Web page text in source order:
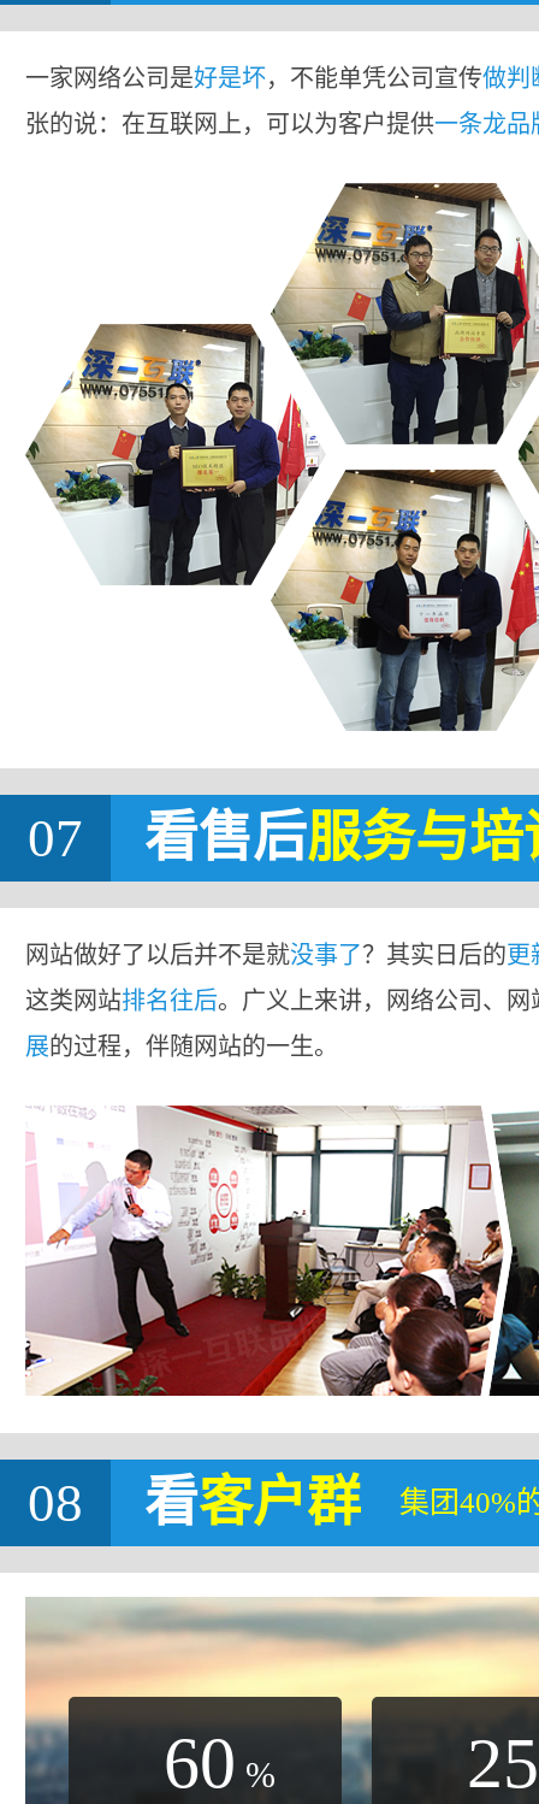
一家网络公司是好是坏，不能单凭公司宣传做判
张的说：在互联网上，可以为客户提供一条龙品
07 看售后服务与培
网站做好了以后并不是就没事了？其实日后的更
这类网站排名往后。广义上来讲，网络公司、
展的过程，伴随网站的一生。
08 看客户群 集团40%
60 % 25